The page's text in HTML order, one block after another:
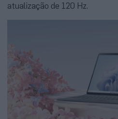
atualização de 120 Hz.